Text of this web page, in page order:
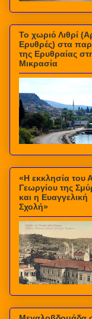
Το χωριό Λιθρί
Ερυθρές) στα
της Ερυθραίας
Μικρασία
«Η εκκλησία του
Γεωργίου της
και η Ευαγγελική
Σχολή»